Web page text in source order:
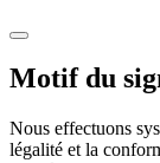
Motif du
Nous effectuons
légalité et la